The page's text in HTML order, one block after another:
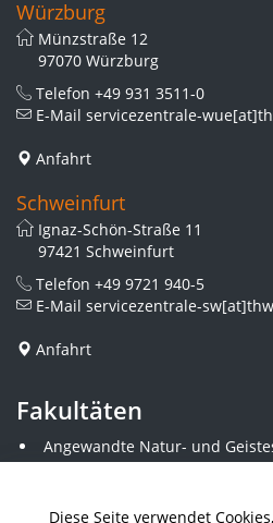
Diese Seite verwendet
Würzburg
Münzstraße 12
97070 Würzburg
Telefon +49 931 3511-0
E-Mail servicezentrale-
Anfahrt
Schweinfurt
Ignaz-Schön-Straße 11
97421 Schweinfurt
Telefon +49 9721 940-5
E-Mail servicezentrale-
Anfahrt
Fakultäten
Angewandte Natur- und
Angewandte
Elektrotechnik